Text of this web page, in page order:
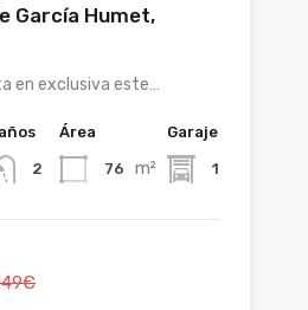
García Humet,
en exclusiva este…
2
Área
76 m²
Garaje
1